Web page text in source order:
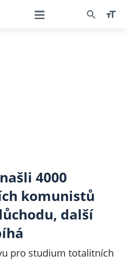
4000
komunistů
další
pro studium totalitních